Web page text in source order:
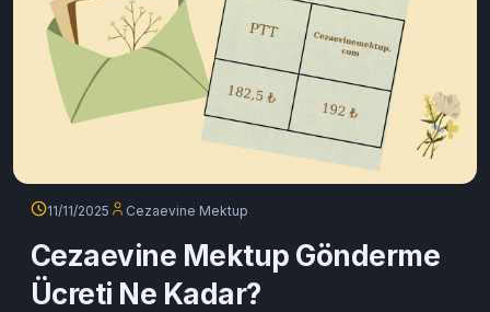
11/11/2025 Cezaevine Mektup
Cezaevine Mektup Gönderme
Ücreti Ne Kadar?